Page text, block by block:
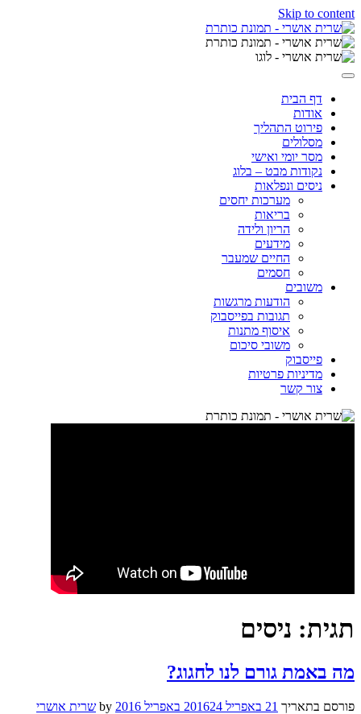
Skip to content
דף הבית
אודות
פירוט התהליך
מסלולים
מסר יומי ואישי
נקודות מבט – בלוג
ניסים ונפלאות
מערכות יחסים
בריאות
הריון ולידה
מידעים
החיים שמעבר
חסמים
משובים
הודעות מרגשות
תגובות בפייסבוק
איסוף מתנות
משובי סיכום
פייסבוק
מדיניות פרטיות
צור קשר
תגית: ניסים
מה באמת גורם לנו לחגוג?
פורסם בתאריך 21 באפריל 2016 24 באפריל 2016 שרית אושרי